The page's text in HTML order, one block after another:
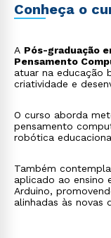
Conheça o
A Pós-graduação
Pensamento
atuar na educação
criatividade e
O curso aborda
pensamento
robótica
Também
aplicado ao ensino
Arduino,
alinhadas às novas